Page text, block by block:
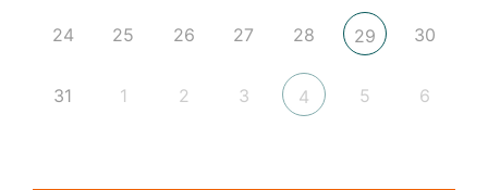
24 25 26 27 28 29 30
31 1 2 3 4 5 6